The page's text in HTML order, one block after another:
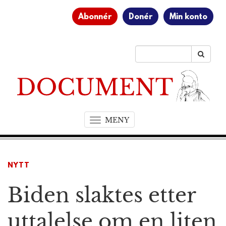
Abonnér Donér Min konto
MENYT
o
a
i
NYTT
Biden slaktes etter